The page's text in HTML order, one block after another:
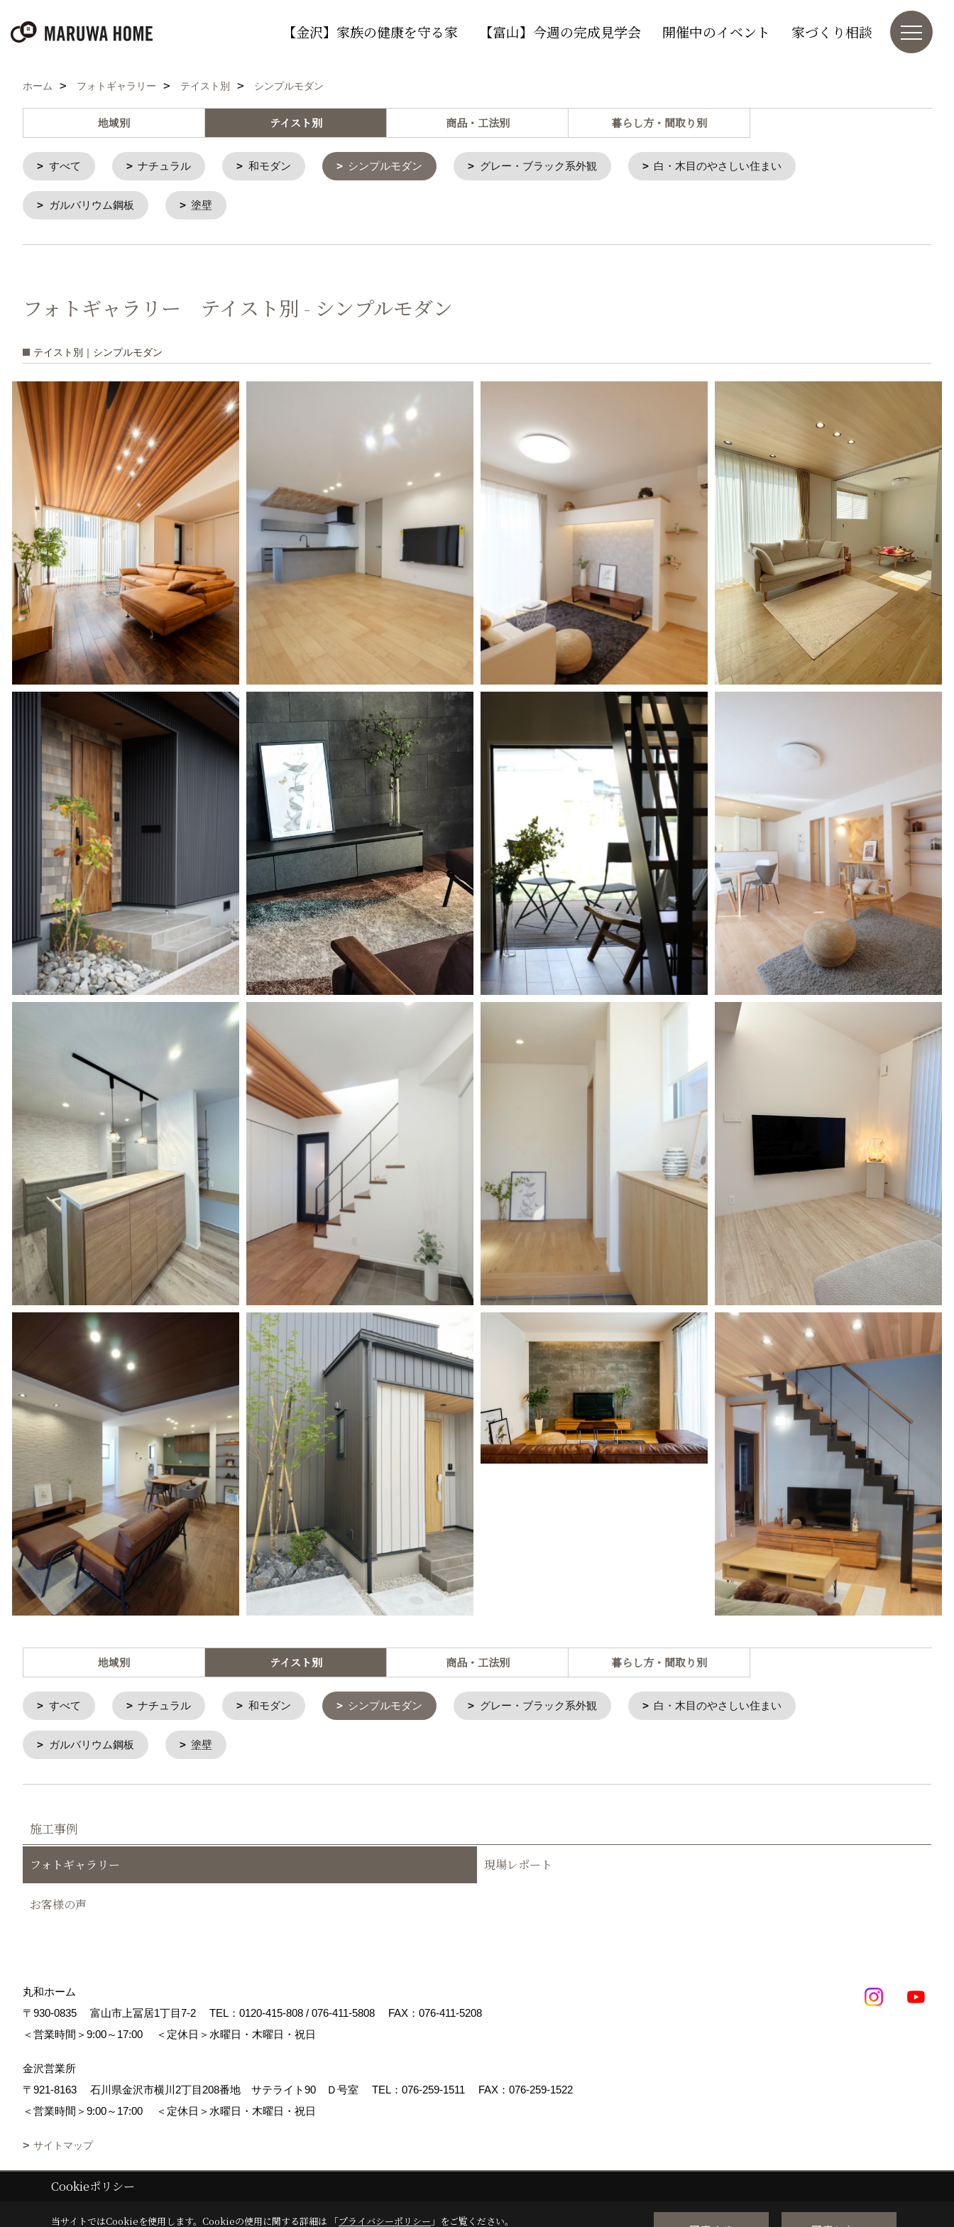
【金沢】家族の健康を守る家 【富山】今週の完成見学会 開催中のイベント 家づくり相談
ホーム フォトギャラリー テイスト別 シンプルモダン
地域別 テイスト別 商品・工法別 暮らし方・間取り別
すべて ナチュラル 和モダン シンプルモダン グレー・ブラック系外観 白・木目のやさしい住まい
ガルバリウム鋼板 塗壁
フォトギャラリー テイスト別 - シンプルモダン
テイスト別｜シンプルモダン
地域別 テイスト別 商品・工法別 暮らし方・間取り別
すべて ナチュラル 和モダン シンプルモダン グレー・ブラック系外観 白・木目のやさしい住まい
ガルバリウム鋼板 塗壁
施工事例
フォトギャラリー 現場レポート
お客様の声
丸和ホーム
〒930-0835
富山市上冨居1丁目7-2 TEL： 0120-415-808 / 076-411-5808
FAX：076-411-5208
＜営業時間＞9:00～17:00
＜定休日＞水曜日・木曜日・祝日
金沢営業所
〒921-8163
石川県金沢市横川2丁目208番地 サテライト90 Ｄ号室 TEL： 076-259-1511
FAX：076-259-1522
＜営業時間＞9:00～17:00
＜定休日＞水曜日・木曜日・祝日
サイトマップ
Copyright (c) maruwa-home. All Rights Reserved.
Cookieポリシー
当サイトではCookieを使用します。 Cookieの使用に関する詳細は 「プライバシーポリシー 」をご覧ください。